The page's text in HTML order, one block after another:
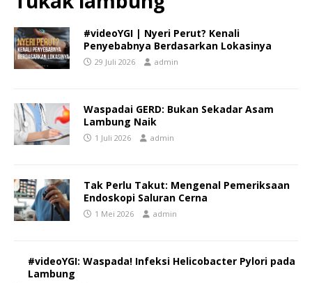
#videoYGI | Nyeri Perut? Kenali
Penyebabnya Berdasarkan Lokasinya
29 Juli 2026 admin
Waspadai GERD: Bukan Sekadar Asam
Lambung Naik
1 Juli 2026 admin
Tak Perlu Takut: Mengenal Pemeriksaan
Endoskopi Saluran Cerna
1 Mei 2026 admin
#videoYGI: Waspada! Infeksi Helicobacter Pylori pada
Lambung